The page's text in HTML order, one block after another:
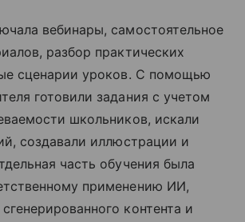
вебинары, самостоятельное
разбор практических
сценарии уроков. С помощью
готовили задания с учетом
школьников, искали
создавали иллюстрации и
часть обучения была
применению ИИ,
контента и